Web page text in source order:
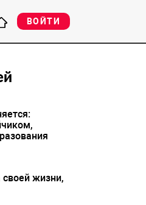
ВОЙТИ
своей жизни,